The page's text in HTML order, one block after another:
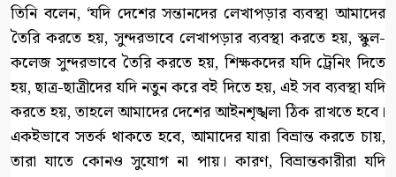
তিনি বলেন, ‘যদি দেশের সন্তানদের লেখাপড়ার ব্যবস্থা আমাদের
তৈরি করতে হয়, সুন্দরভাবে লেখাপড়ার ব্যবস্থা করতে হয়, স্কুল-
কলেজ সুন্দরভাবে তৈরি করতে হয়, শিক্ষকদের যদি ট্রেনিং দিতে
হয়, ছাত্র-ছাত্রীদের যদি নতুন করে বই দিতে হয়, এই সব ব্যবস্থা যদি
করতে হয়, তাহলে আমাদের দেশের আইনশৃঙ্খলা ঠিক রাখতে হবে।
একইভাবে সতর্ক থাকতে হবে, আমাদের যারা বিভ্রান্ত করতে চায়,
তারা যাতে কোনও সুযোগ না পায়। কারণ, বিভ্রান্তকারীরা যদি